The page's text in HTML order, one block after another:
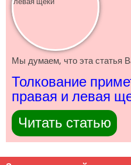
Мы думаем, что эта статья
Толкование
правая и левая
Читать статью